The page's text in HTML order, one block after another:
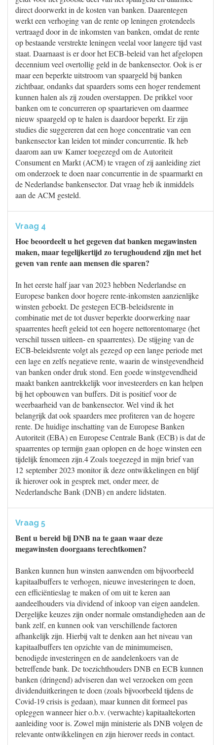
direct doorwerkt in de kosten van banken. Daarentegen
werkt een verhoging van de rente op leningen grotendeels
vertraagd door in de inkomsten van banken, omdat de rente
op bestaande verstrekte leningen veelal voor langere tijd vast
staat. Daarnaast is er door het ECB-beleid van het afgelopen
decennium veel overtollig geld in de bankensector. Ook is er
maar een beperkte uitstroom van spaargeld bij banken
zichtbaar, ondanks dat spaarders soms een hoger rendement
kunnen halen als zij zouden overstappen. De prikkel voor
banken om te concurreren op spaartarieven om daarmee
nieuw spaargeld op te halen is daardoor beperkt. Er zijn
studies die suggereren dat een hoge concentratie van een
bankensector kan leiden tot minder concurrentie. Ik heb
daarom aan uw Kamer toegezegd om de Autoriteit
Consument en Markt (ACM) te vragen of zij aanleiding ziet
om onderzoek te doen naar concurrentie in de spaarmarkt en
de Nederlandse bankensector. Dat vraag heb ik inmiddels
aan de ACM gesteld.
Vraag 4
Hoe beoordeelt u het gegeven dat banken megawinsten
maken, maar tegelijkertijd zo terughoudend zijn met het
geven van rente aan mensen die sparen?
In het eerste half jaar van 2023 hebben Nederlandse en
Europese banken door hogere rente-inkomsten aanzienlijke
winsten geboekt. De gestegen ECB-beleidsrente in
combinatie met de tot dusver beperkte doorwerking naar
spaarrentes heeft geleid tot een hogere nettorentomarge (het
verschil tussen uitleen- en spaarrentes). De stijging van de
ECB-beleidsrente volgt als gezegd op een lange periode met
een lage en zelfs negatieve rente, waarin de winstgevendheid
van banken onder druk stond. Een goede winstgevendheid
maakt banken aantrekkelijk voor investeerders en kan helpen
bij het opbouwen van buffers. Dit is positief voor de
weerbaarheid van de bankensector. Wel vind ik het
belangrijk dat ook spaarders mee profiteren van de hogere
rente. De huidige inschatting van de Europese Banken
Autoriteit (EBA) en Europese Centrale Bank (ECB) is dat de
spaarrentes op termijn gaan oplopen en de hoge winsten een
tijdelijk fenomeen zijn.4 Zoals toegezegd in mijn brief van
12 september 2023 monitor ik deze ontwikkelingen en blijf
ik hierover ook in gesprek met, onder meer, de
Nederlandsche Bank (DNB) en andere lidstaten.
Vraag 5
Bent u bereid bij DNB na te gaan waar deze
megawinsten doorgaans terechtkomen?
Banken kunnen hun winsten aanwenden om bijvoorbeeld
kapitaalbuffers te verhogen, nieuwe investeringen te doen,
een efficiëntieslag te maken of om uit te keren aan
aandeelhouders via dividend of inkoop van eigen aandelen.
Dergelijke keuzes zijn onder normale omstandigheden aan de
bank zelf, en kunnen ook van verschillende factoren
afhankelijk zijn. Hierbij valt te denken aan het niveau van
kapitaalbuffers ten opzichte van de minimumeisen,
benodigde investeringen en de aandelenkoers van de
betreffende bank. De toezichthouders DNB en ECB kunnen
banken (dringend) adviseren dan wel verzoeken om geen
dividenduitkeringen te doen (zoals bijvoorbeeld tijdens de
Covid-19 crisis is gedaan), maar kunnen dit formeel pas
opleggen wanneer hier o.b.v. (verwachte) kapitaaltekorten
aanleiding voor is. Zowel mijn ministerie als DNB volgen de
relevante ontwikkelingen en zijn hierover reeds in contact.